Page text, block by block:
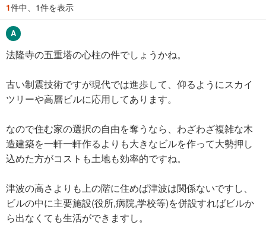
1件中、1件を表示
法隆寺の五重塔の心柱の件でしょうかね。
古い制震技術ですが現代では進歩して、仰るようにスカイ
ツリーや高層ビルに応用してあります。
なので住む家の選択の自由を奪うなら、わざわざ複雑な木
造建築を一軒一軒作るよりも大きなビルを作って大勢押し
込めた方がコストも土地も効率的ですね。
津波の高さよりも上の階に住めば津波は関係ないですし、
ビルの中に主要施設(役所,病院,学校等)を併設すればビルか
ら出なくても生活ができますし。